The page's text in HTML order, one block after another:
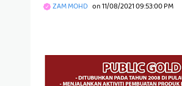
ZAM MOHD on11/08/2021 09:53:00 PM